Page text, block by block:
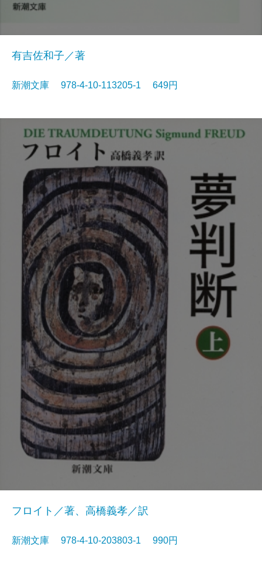
有吉佐和子／著
新潮文庫 978-4-10-113205-1 649円
フロイト／著、高橋義孝／訳
新潮文庫 978-4-10-203803-1 990円